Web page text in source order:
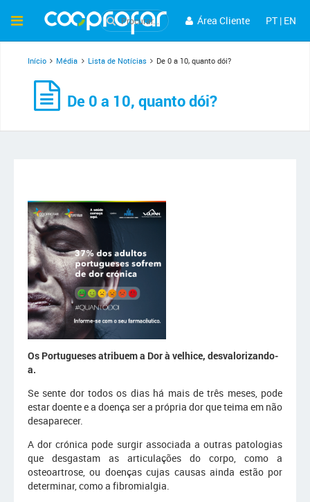
Área Cliente PT | EN
Início Média Lista de Notícias De 0 a 10, quanto dói?
De 0 a 10, quanto dói?
Os Portugueses atribuem a Dor à velhice, desvalorizando-
a.
Se sente dor todos os dias há mais de três meses, pode
estar doente e a doença ser a própria dor que teima em não
desaparecer.
A dor crónica pode surgir associada a outras patologias
que desgastam as articulações do corpo, como a
osteoartrose, ou doenças cujas causas ainda estão por
determinar, como a fibromialgia.